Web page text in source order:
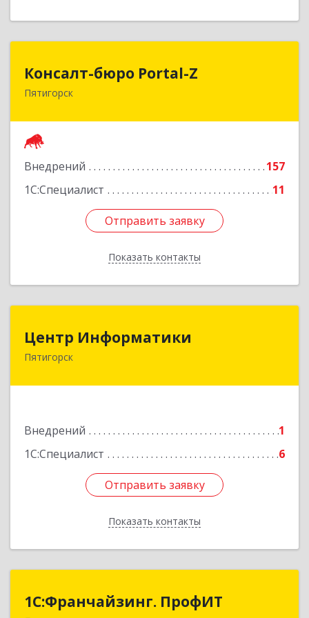
Консалт-бюро Portal-Z
Пятигорск
Внедрений
157
1С:Специалист
11
Отправить заявку
Показать контакты
357502, Ставропольский край, Пятигорск г,
Отправить заявку
Назад
Центр Информатики
Пятигорск
Внедрений
1
1С:Специалист
6
Отправить заявку
Показать контакты
357500, Ставропольский край, Пятигорск г,
Отправить заявку
Назад
1С:Франчайзинг. ПрофИТ
1С:Франчайзинг. ПрофИТ